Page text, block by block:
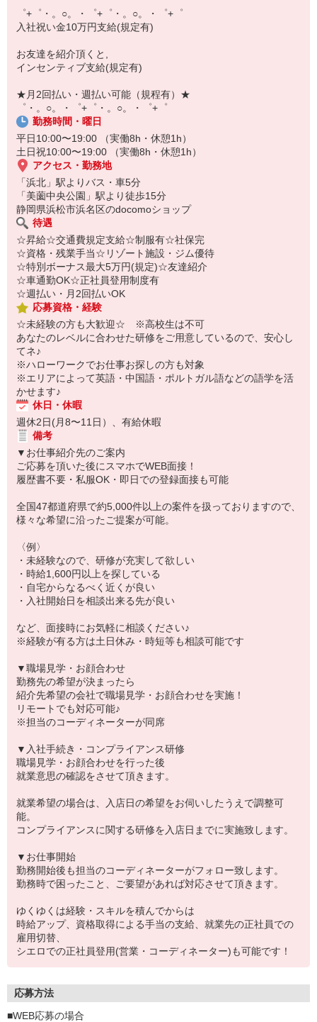
短期・期間限定・オープニング・官公庁案件
上場/優良/大手企業など
【スマホ面接実施中】
￣￣￣￣￣￣￣￣￣
自宅に居ながらスマホでカンタン面接OK！
オンライン面談なのでスピード対応。
即日登録もOK♪
気になった方はお気軽にご相談ください！
゜+゜・。○。・゜+゜・。○。・゜+゜
入社祝い金10万円支給(規定有)
お友達を紹介頂くと,
インセンティブ支給(規定有)
★月2回払い・週払い可能（規程有）★
゜・。○。・゜+゜・。○。・゜+゜
勤務時間・曜日
平日10:00〜19:00 （実働8h・休憩1h）
土日祝10:00〜19:00 （実働8h・休憩1h）
アクセス・勤務地
「浜北」駅よりバス・車5分
「美薗中央公園」駅より徒歩15分
静岡県浜松市浜名区のdocomoショップ
待遇
☆昇給☆交通費規定支給☆制服有☆社保完
☆資格・残業手当☆リゾート施設・ジム優待
☆特別ボーナス最大5万円(規定)☆友達紹介
☆車通勤OK☆正社員登用制度有
☆週払い・月2回払いOK
応募資格・経験
☆未経験の方も大歓迎☆ ※高校生は不可
あなたのレベルに合わせた研修をご用意しているので、安心し
てネ♪
※ハローワークでお仕事お探しの方も対象
※エリアによって英語・中国語・ポルトガル語などの語学を活
かせます♪
休日・休暇
週休2日(月8〜11日）、有給休暇
備考
▼お仕事紹介先のご案内
ご応募を頂いた後にスマホでWEB面接！
履歴書不要・私服OK・即日での登録面接も可能
全国47都道府県で約5,000件以上の案件を扱っておりますので、
様々な希望に沿ったご提案が可能。
〈例〉
・未経験なので、研修が充実して欲しい
・時給1,600円以上を探している
・自宅からなるべく近くが良い
・入社開始日を相談出来る先が良い
など、面接時にお気軽に相談ください♪
※経験が有る方は土日休み・時短等も相談可能です
▼職場見学・お顔合わせ
勤務先の希望が決まったら
紹介先希望の会社で職場見学・お顔合わせを実施！
リモートでも対応可能♪
※担当のコーディネーターが同席
▼入社手続き・コンプライアンス研修
職場見学・お顔合わせを行った後
就業意思の確認をさせて頂きます。
就業希望の場合は、入店日の希望をお伺いしたうえで調整可
能。
コンプライアンスに関する研修を入店日までに実施致します。
▼お仕事開始
勤務開始後も担当のコーディネーターがフォロー致します。
勤務時で困ったこと、ご要望があれば対応させて頂きます。
ゆくゆくは経験・スキルを積んでからは
時給アップ、資格取得による手当の支給、就業先の正社員での
雇用切替、
シエロでの正社員登用(営業・コーディネーター)も可能です！
応募方法
■WEB応募の場合